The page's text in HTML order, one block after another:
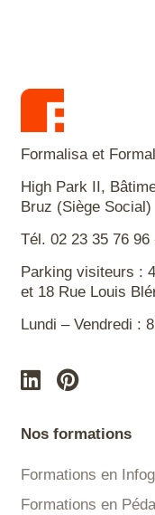
Formalisa et
High Park II,
Bruz (Siège Social)
Tél. 02 23 35 76
Parking visiteurs :
et 18 Rue Louis
Lundi – Vendredi :
Nos formations
Formations en
Formations en